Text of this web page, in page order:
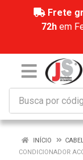
Frete
72hem
INÍCIO
CONDICIONADOR